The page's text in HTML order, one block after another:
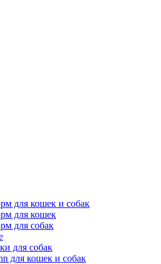
для кошек и собак
для кошек
для собак
для собак
для кошек и собак